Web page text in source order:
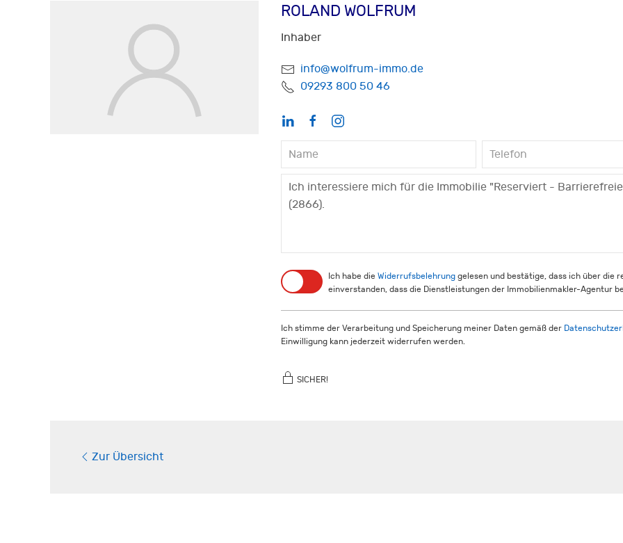
ROLAND WOLFRUM
Inhaber
info@wolfrum-immo.de
09293 800 50 46
Ich habe die Widerrufsbelehrung gelesen und bestätige, dass ich über die
einverstanden, dass die Dienstleistungen der Immobilienmakler-Agentur
Ich stimme der Verarbeitung und Speicherung meiner Daten gemäß der
Einwilligung kann jederzeit widerrufen werden.
SICHER!
Zur Übersicht